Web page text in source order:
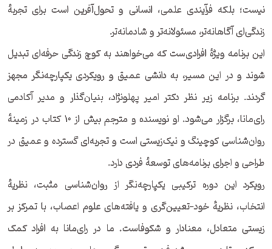
نیست؛ بلکه فرآیندی علمی، انسانی و تحول‌آفرین است برای تجربهٔ
زندگی‌ای آگاهانه‌تر، مسئولانه‌تر و شادمانه‌تر.
این برنامه ویژهٔ افرادی‌ست که می‌خواهند به کوچ زندگی حرفه‌ای تبدیل
شوند و در این مسیر، به دانشی عمیق و رویکردی یکپارچه‌نگر مجهز
گردند. برنامه زیر نظر دکتر امیر پهلونژاد، بنیان‌گذار و مدیر آکادمی
رای‌مانا، برگزار می‌شود. او نویسنده و مترجم بیش از ۱۰ کتاب در زمینهٔ
روان‌شناسی کوچینگ و نیک‌زیستی است و تجربه‌ای گسترده و عمیق در
طراحی و اجرای برنامه‌های توسعهٔ فردی دارد.
رویکرد این دوره ترکیبی یکپارچه‌نگر از روان‌شناسی مثبت، نظریهٔ
انتخاب، نظریهٔ خود-تعیین‌گری و یافته‌های علوم اعصاب، با تمرکز بر
زیستی متعادل، معنادار و شکوفاست. ما در رای‌مانا به افراد کمک